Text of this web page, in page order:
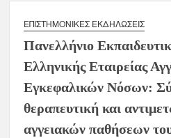
ΕΠΙΣΤΗΜΟΝΙΚΈΣ ΕΚΔΗΛΏΣΕΙΣ
Πανελλήνιο
Ελληνικής Εταιρείας
Εγκεφαλικών Νόσων:
θεραπευτική και
αγγειακών παθήσεων